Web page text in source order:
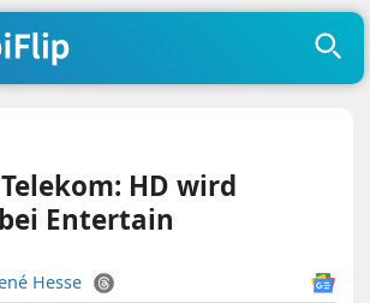
HD wird
Entertain
Hesse